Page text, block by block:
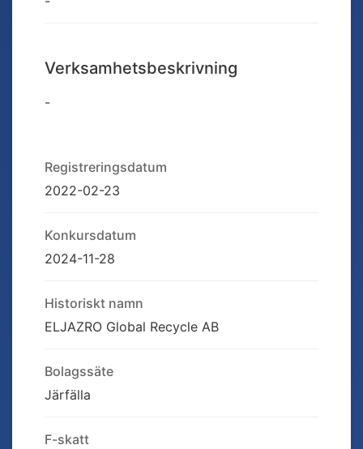
Verksamhetsbeskrivning
-
Registreringsdatum
2022-02-23
Konkursdatum
2024-11-28
Historiskt namn
ELJAZRO Global Recycle AB
Bolagssäte
Järfälla
F-skatt